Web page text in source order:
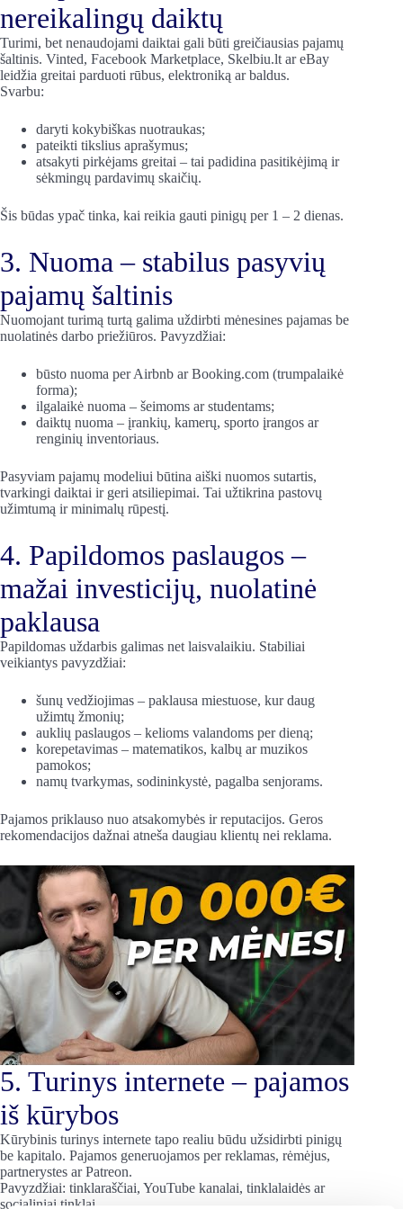
nereikalingų daiktų
Turimi, bet nenaudojami daiktai gali būti greičiausias pajamų
šaltinis. Vinted, Facebook Marketplace, Skelbiu.lt ar eBay
leidžia greitai parduoti rūbus, elektroniką ar baldus.
Svarbu:
daryti kokybiškas nuotraukas;
pateikti tikslius aprašymus;
atsakyti pirkėjams greitai – tai padidina pasitikėjimą ir
sėkmingų pardavimų skaičių.
Šis būdas ypač tinka, kai reikia gauti pinigų per 1 – 2 dienas.
3. Nuoma – stabilus pasyvių
pajamų šaltinis
Nuomojant turimą turtą galima uždirbti mėnesines pajamas be
nuolatinės darbo priežiūros. Pavyzdžiai:
būsto nuoma per Airbnb ar Booking.com (trumpalaikė
forma);
ilgalaikė nuoma – šeimoms ar studentams;
daiktų nuoma – įrankių, kamerų, sporto įrangos ar
renginių inventoriaus.
Pasyviam pajamų modeliui būtina aiški nuomos sutartis,
tvarkingi daiktai ir geri atsiliepimai. Tai užtikrina pastovų
užimtumą ir minimalų rūpestį.
4. Papildomos paslaugos –
mažai investicijų, nuolatinė
paklausa
Papildomas uždarbis galimas net laisvalaikiu. Stabiliai
veikiantys pavyzdžiai:
šunų vedžiojimas – paklausa miestuose, kur daug
užimtų žmonių;
auklių paslaugos – kelioms valandoms per dieną;
korepetavimas – matematikos, kalbų ar muzikos
pamokos;
namų tvarkymas, sodininkystė, pagalba senjorams.
Pajamos priklauso nuo atsakomybės ir reputacijos. Geros
rekomendacijos dažnai atneša daugiau klientų nei reklama.
5. Turinys internete – pajamos
iš kūrybos
Kūrybinis turinys internete tapo realiu būdu užsidirbti pinigų
be kapitalo. Pajamos generuojamos per reklamas, rėmėjus,
partnerystes ar Patreon.
Pavyzdžiai: tinklaraščiai, YouTube kanalai, tinklalaidės ar
socialiniai tinklai.